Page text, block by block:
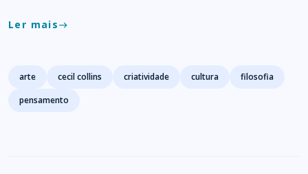
Ler maiseast
Tags
arte cecil collins criatividade cultura
filosofia
pensamento